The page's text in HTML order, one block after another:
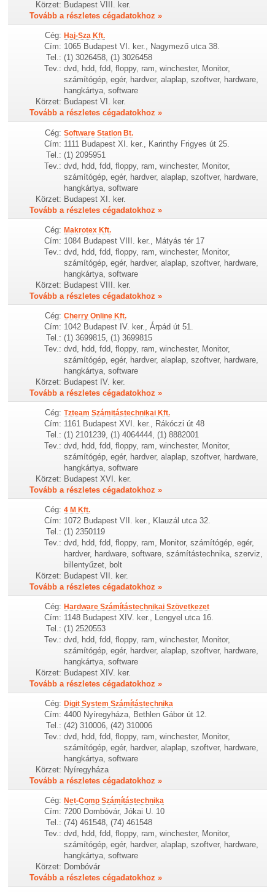
Körzet: Budapest VIII. ker.
Tovább a részletes cégadatokhoz »
Cég: Haj-Sza Kft.
Cím: 1065 Budapest VI. ker., Nagymező utca 38.
Tel.: (1) 3026458, (1) 3026458
Tev.: dvd, hdd, fdd, floppy, ram, winchester, Monitor,
számítógép, egér, hardver, alaplap, szoftver, hardware,
hangkártya, software
Körzet: Budapest VI. ker.
Tovább a részletes cégadatokhoz »
Cég: Software Station Bt.
Cím: 1111 Budapest XI. ker., Karinthy Frigyes út 25.
Tel.: (1) 2095951
Tev.: dvd, hdd, fdd, floppy, ram, winchester, Monitor,
számítógép, egér, hardver, alaplap, szoftver, hardware,
hangkártya, software
Körzet: Budapest XI. ker.
Tovább a részletes cégadatokhoz »
Cég: Makrotex Kft.
Cím: 1084 Budapest VIII. ker., Mátyás tér 17
Tev.: dvd, hdd, fdd, floppy, ram, winchester, Monitor,
számítógép, egér, hardver, alaplap, szoftver, hardware,
hangkártya, software
Körzet: Budapest VIII. ker.
Tovább a részletes cégadatokhoz »
Cég: Cherry Online Kft.
Cím: 1042 Budapest IV. ker., Árpád út 51.
Tel.: (1) 3699815, (1) 3699815
Tev.: dvd, hdd, fdd, floppy, ram, winchester, Monitor,
számítógép, egér, hardver, alaplap, szoftver, hardware,
hangkártya, software
Körzet: Budapest IV. ker.
Tovább a részletes cégadatokhoz »
Cég: Tzteam Számitástechnikai Kft.
Cím: 1161 Budapest XVI. ker., Rákóczi út 48
Tel.: (1) 2101239, (1) 4064444, (1) 8882001
Tev.: dvd, hdd, fdd, floppy, ram, winchester, Monitor,
számítógép, egér, hardver, alaplap, szoftver, hardware,
hangkártya, software
Körzet: Budapest XVI. ker.
Tovább a részletes cégadatokhoz »
Cég: 4 M Kft.
Cím: 1072 Budapest VII. ker., Klauzál utca 32.
Tel.: (1) 2350119
Tev.: dvd, hdd, fdd, floppy, ram, Monitor, számítógép, egér,
hardver, hardware, software, számítástechnika, szerviz,
billentyűzet, bolt
Körzet: Budapest VII. ker.
Tovább a részletes cégadatokhoz »
Cég: Hardware Számítástechnikai Szövetkezet
Cím: 1148 Budapest XIV. ker., Lengyel utca 16.
Tel.: (1) 2520553
Tev.: dvd, hdd, fdd, floppy, ram, winchester, Monitor,
számítógép, egér, hardver, alaplap, szoftver, hardware,
hangkártya, software
Körzet: Budapest XIV. ker.
Tovább a részletes cégadatokhoz »
Cég: Digit System Számítástechnika
Cím: 4400 Nyíregyháza, Bethlen Gábor út 12.
Tel.: (42) 310006, (42) 310006
Tev.: dvd, hdd, fdd, floppy, ram, winchester, Monitor,
számítógép, egér, hardver, alaplap, szoftver, hardware,
hangkártya, software
Körzet: Nyíregyháza
Tovább a részletes cégadatokhoz »
Cég: Net-Comp Számítástechnika
Cím: 7200 Dombóvár, Jókai U. 10
Tel.: (74) 461548, (74) 461548
Tev.: dvd, hdd, fdd, floppy, ram, winchester, Monitor,
számítógép, egér, hardver, alaplap, szoftver, hardware,
hangkártya, software
Körzet: Dombóvár
Tovább a részletes cégadatokhoz »